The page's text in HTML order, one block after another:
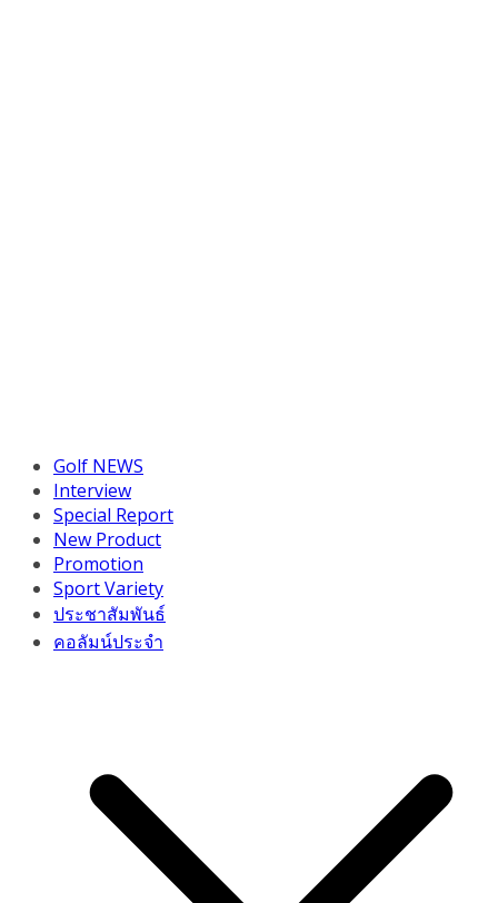
Golf NEWS
Interview
Special Report
New Product
Promotion
Sport Variety
ประชาสัมพันธ์
คอลัมน์ประจำ